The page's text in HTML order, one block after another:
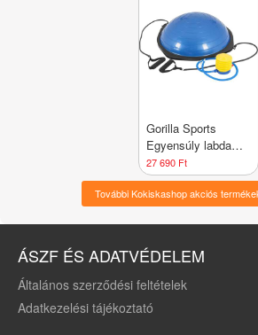
Gorilla Sports
Egyensúly labda
BOSU 18 x 52 cm
27 690 Ft
További Kokiskashop akciós
ÁSZF ÉS ADATVÉDELEM
Általános szerződési feltételek
Adatkezelési tájékoztató